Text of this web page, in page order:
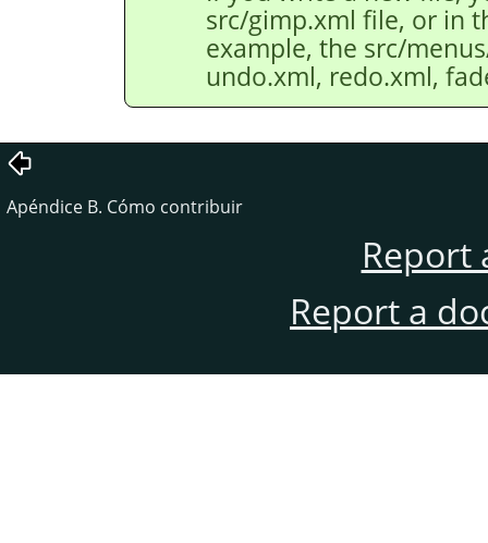
src/gimp.xml file, or in
example, the src/
undo.xml, redo.xml,
Apéndice B. Cómo contribuir
Report
Report a